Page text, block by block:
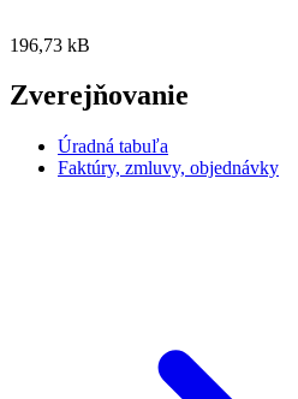
196,73 kB
Zverejňovanie
Úradná tabuľa
Faktúry, zmluvy, objednávky